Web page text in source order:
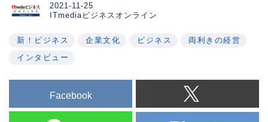
2021-11-25
ITmediaビジネスオンライン
新！ビジネス 企業文化 ビジネス
両利きの経営
インタビュー
Facebook